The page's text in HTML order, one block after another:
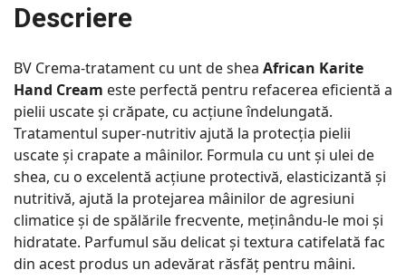
Descriere
BV Crema-tratament cu unt de shea African Karite
Hand Cream este perfectă pentru refacerea eficientă a
pielii uscate și crăpate, cu acțiune îndelungată.
Tratamentul super-nutritiv ajută la protecția pielii
uscate și crapate a mâinilor. Formula cu unt și ulei de
shea, cu o excelentă acțiune protectivă, elasticizantă și
nutritivă, ajută la protejarea mâinilor de agresiuni
climatice și de spălările frecvente, meținându-le moi și
hidratate. Parfumul său delicat și textura catifelată fac
din acest produs un adevărat răsfăț pentru mâini.